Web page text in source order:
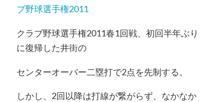
ブ野球選手権2011
クラブ野球選手権2011春1回戦、初回半年ぶり
に復帰した井街の
センターオーバー二塁打で2点を先制する。
しかし、2回以降は打線が繋がらず、なかなか